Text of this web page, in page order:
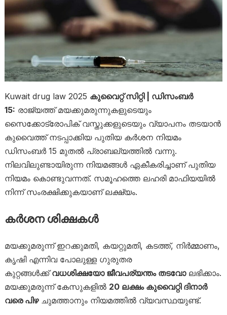
Kuwait drug law 2025 കുവൈറ്റ് സിറ്റി | ഡിസംബർ
15: രാജ്യത്ത് മയക്കുമരുന്നുകളുടെയും
സൈക്കോട്രോപിക് വസ്തുക്കളുടെയും വ്യാപനം തടയാൻ
കുവൈത്ത് നടപ്പാക്കിയ പുതിയ കർശന നിയമം
ഡിസംബർ 15 മുതൽ പ്രാബല്യത്തിൽ വന്നു.
നിലവിലുണ്ടായിരുന്ന നിയമങ്ങൾ ഏകീകരിച്ചാണ് പുതിയ
നിയമം കൊണ്ടുവന്നത്. സമൂഹത്തെ ലഹരി മാഫിയയിൽ
നിന്ന് സംരക്ഷിക്കുകയാണ് ലക്ഷ്യം.
കർശന ശിക്ഷകൾ
മയക്കുമരുന്ന് ഇറക്കുമതി, കയറ്റുമതി, കടത്ത്, നിർമ്മാണം,
കൃഷി എന്നിവ പോലുള്ള ഗുരുതര
കുറ്റങ്ങൾക്ക്വധശിക്ഷയോ ജീവപര്യന്തം തടവോലഭിക്കാം.
മയക്കുമരുന്ന് കേസുകളിൽ 20 ലക്ഷം കുവൈറ്റി ദിനാർ
വരെ പിഴചുമത്താനും നിയമത്തിൽ വ്യവസ്ഥയുണ്ട്.